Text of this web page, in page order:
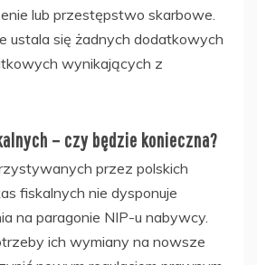
lub przestępstwo skarbowe.
ustala się żadnych dodatkowych
wynikających z
– czy będzie konieczna?
przez polskich
fiskalnych nie dysponuje
na paragonie NIP-u nabywcy.
ich wymiany na nowsze